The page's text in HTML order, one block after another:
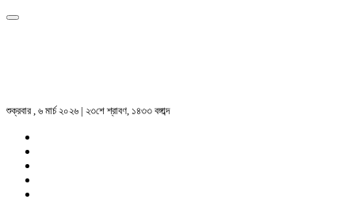
শুক্রবার , ৬ মার্চ ২০২৬ | ২৩শে শ্রাবণ, ১৪৩৩ বঙ্গাব্দ